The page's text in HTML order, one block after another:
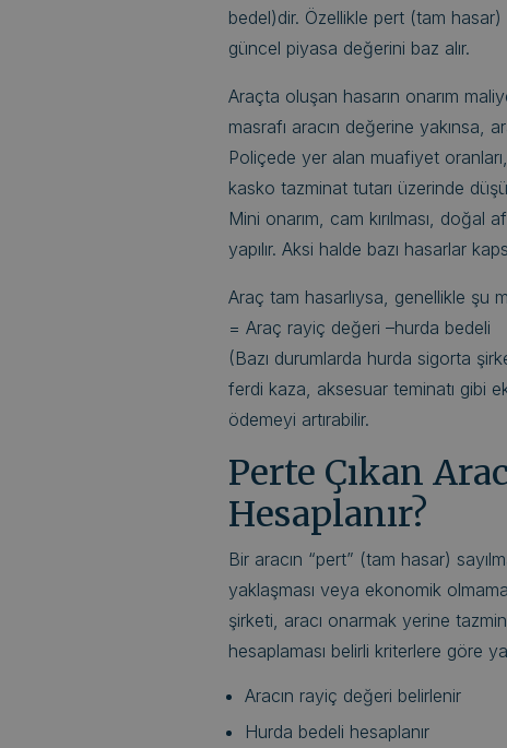
bedel)dir. Özellikle pert (tam
güncel piyasa değerini baz alır.
Araçta oluşan hasarın onarım
masrafı aracın değerine yakınsa,
Poliçede yer alan muafiyet
kasko tazminat tutarı üzerinde
Mini onarım, cam kırılması,
yapılır. Aksi halde bazı hasarlar
Araç tam hasarlıysa, genellikle şu
= Araç rayiç değeri –hurda bedeli
(Bazı durumlarda hurda sigorta
ferdi kaza, aksesuar teminatı gibi
ödemeyi artırabilir.
Perte Çıkan
Hesaplanır?
Bir aracın “pert” (tam hasar)
yaklaşması veya ekonomik
şirketi, aracı onarmak yerine
hesaplaması belirli kriterlere göre
Aracın rayiç değeri belirlenir
Hurda bedeli hesaplanır